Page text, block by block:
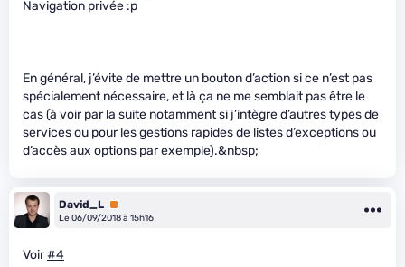
Navigation privée :p
En général, j’évite de mettre un bouton d’action si ce n’est pas
spécialement nécessaire, et là ça ne me semblait pas être le
cas (à voir par la suite notamment si j’intègre d’autres types de
services ou pour les gestions rapides de listes d’exceptions ou
d’accès aux options par exemple).&nbsp;
David_L Premium
Le 06/09/2018 à 15h16
Voir#4